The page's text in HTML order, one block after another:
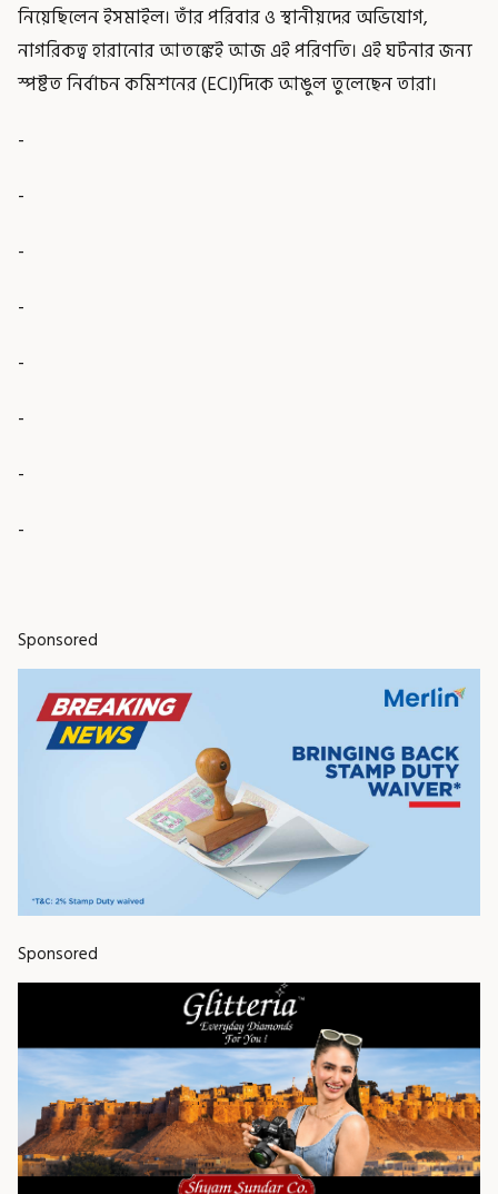
নিয়েছিলেন ইসমাইল। তাঁর পরিবার ও স্থানীয়দের অভিযোগ,
নাগরিকত্ব হারানোর আতঙ্কেই আজ এই পরিণতি। এই ঘটনার জন্য
স্পষ্টত নির্বাচন কমিশনের (ECI)দিকে আঙুল তুলেছেন তারা।
-
-
-
-
-
-
-
-
Sponsored
Sponsored